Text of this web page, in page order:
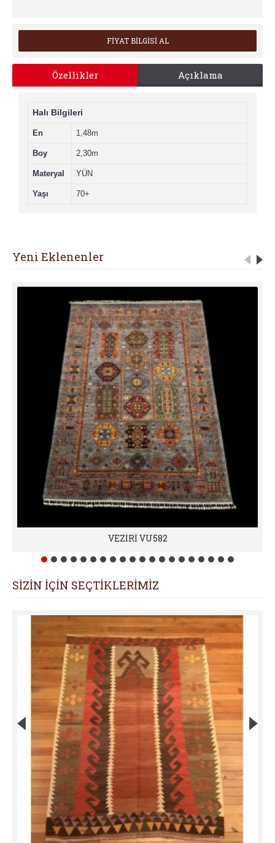
FİYAT BİLGİSİ AL
Özellikler Açıklama
Halı Bilgileri
En 1,48m
Boy 2,30m
Materyal YÜN
Yaşı 70+
Yeni Eklenenler
VEZİRİ VU582
SİZİN İÇİN SEÇTİKLERİMİZ